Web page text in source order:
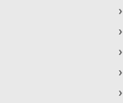
›
›
›
›
›